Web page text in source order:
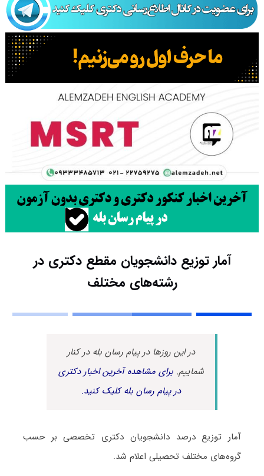
آمار توزیع دانشجویان مقطع دکتری در
رشته‌های مختلف
در این روزها در پیام رسان بله در کنار
شماییم.برای مشاهده آخرین اخبار دکتری
در پیام رسان بله کلیک کنید.
آمار توزیع درصد دانشجویان دکتری تخصصی بر حسب
گروه‌های مختلف تحصیلی اعلام شد.